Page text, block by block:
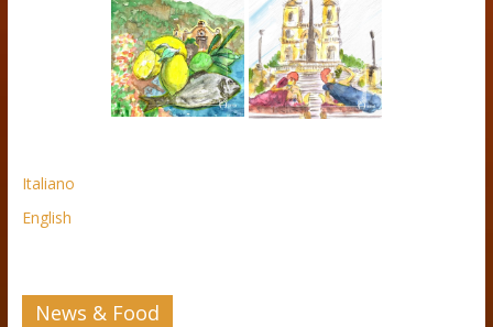
Italiano
English
News & Food